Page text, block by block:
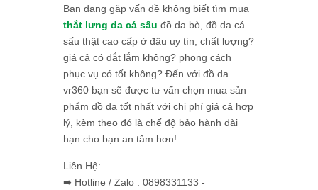
Bạn đang gặp vấn đề không biết tìm mua
thắt lưng da cá sấu đồ da bò, đồ da cá
sấu thật cao cấp ở đâu uy tín, chất lượng?
giá cả có đắt lắm không? phong cách
phục vụ có tốt không? Đến với đồ da
vr360 bạn sẽ được tư vấn chọn mua sản
phẩm đồ da tốt nhất với chi phí giá cả hợp
lý, kèm theo đó là chế độ bảo hành dài
hạn cho bạn an tâm hơn!
Liên Hệ:
➡ Hotline / Zalo : 0898331133 -